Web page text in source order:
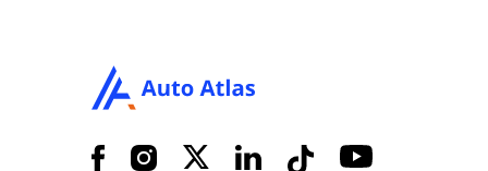
FacebookInstagram
X LinkedInTiktok YouTube